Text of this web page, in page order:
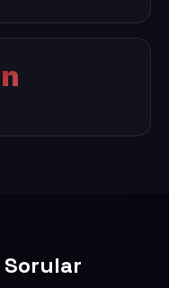
Sorular